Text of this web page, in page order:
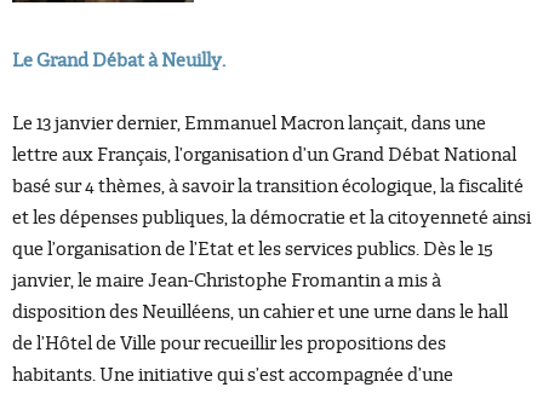
Le Grand Débat à Neuilly.
Le 13 janvier dernier, Emmanuel Macron lançait, dans une
lettre aux Français, l’organisation d’un Grand Débat National
basé sur 4 thèmes, à savoir la transition écologique, la fiscalité
et les dépenses publiques, la démocratie et la citoyenneté ainsi
que l’organisation de l’Etat et les services publics. Dès le 15
janvier, le maire Jean-Christophe Fromantin a mis à
disposition des Neuilléens, un cahier et une urne dans le hall
de l’Hôtel de Ville pour recueillir les propositions des
habitants. Une initiative qui s’est accompagnée d’une